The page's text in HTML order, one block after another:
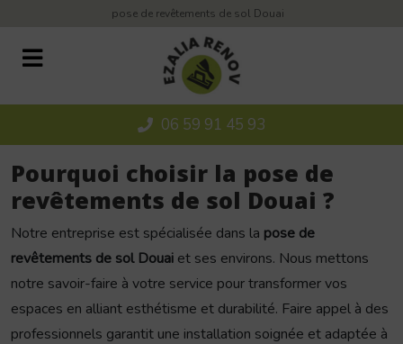
pose de revêtements de sol Douai
06 59 91 45 93
Pourquoi choisir la pose de
revêtements de sol Douai ?
Notre entreprise est spécialisée dans la pose de
revêtements de sol Douai et ses environs. Nous mettons
notre savoir-faire à votre service pour transformer vos
espaces en alliant esthétisme et durabilité. Faire appel à des
professionnels garantit une installation soignée et adaptée à
Panneau de gestion des cookies